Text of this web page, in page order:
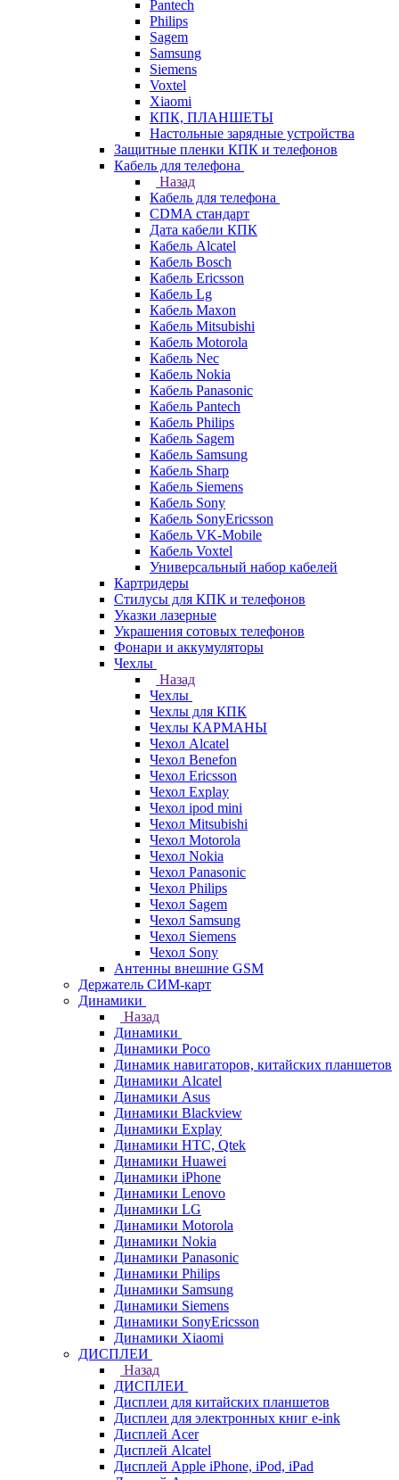
Pantech
Philips
Sagem
Samsung
Siemens
Voxtel
Xiaomi
КПК, ПЛАНШЕТЫ
Настольные зарядные устройства
Защитные пленки КПК и телефонов
Кабель для телефона
Назад
Кабель для телефона
CDMA стандарт
Дата кабели КПК
Кабель Alcatel
Кабель Bosch
Кабель Ericsson
Кабель Lg
Кабель Maxon
Кабель Mitsubishi
Кабель Motorola
Кабель Nec
Кабель Nokia
Кабель Panasonic
Кабель Pantech
Кабель Philips
Кабель Sagem
Кабель Samsung
Кабель Sharp
Кабель Siemens
Кабель Sony
Кабель SonyEricsson
Кабель VK-Mobile
Кабель Voxtel
Универсальный набор кабелей
Картридеры
Стилусы для КПК и телефонов
Указки лазерные
Украшения сотовых телефонов
Фонари и аккумуляторы
Чехлы
Назад
Чехлы
Чехлы для КПК
Чехлы КАРМАНЫ
Чехол Alcatel
Чехол Benefon
Чехол Ericsson
Чехол Explay
Чехол ipod mini
Чехол Mitsubishi
Чехол Motorola
Чехол Nokia
Чехол Panasonic
Чехол Philips
Чехол Sagem
Чехол Samsung
Чехол Siemens
Чехол Sony
Антенны внешние GSM
Держатель СИМ-карт
Динамики
Назад
Динамики
Динамики Poco
Динамик навигаторов, китайских планшетов
Динамики Alcatel
Динамики Asus
Динамики Blackview
Динамики Explay
Динамики HTC, Qtek
Динамики Huawei
Динамики iPhone
Динамики Lenovo
Динамики LG
Динамики Motorola
Динамики Nokia
Динамики Panasonic
Динамики Philips
Динамики Samsung
Динамики Siemens
Динамики SonyEricsson
Динамики Xiaomi
ДИСПЛЕИ
Назад
ДИСПЛЕИ
Дисплеи для китайских планшетов
Дисплеи для электронных книг e-ink
Дисплей Acer
Дисплей Alcatel
Дисплей Apple iPhone, iPod, iPad